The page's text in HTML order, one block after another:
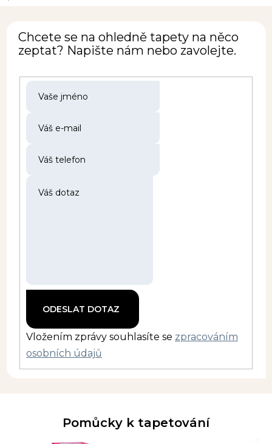
Chcete se na ohledně tapety na něco
zeptat? Napište nám nebo zavolejte.
Vložením zprávy souhlasíte se zpracováním
osobních údajů
Pomůcky k tapetování